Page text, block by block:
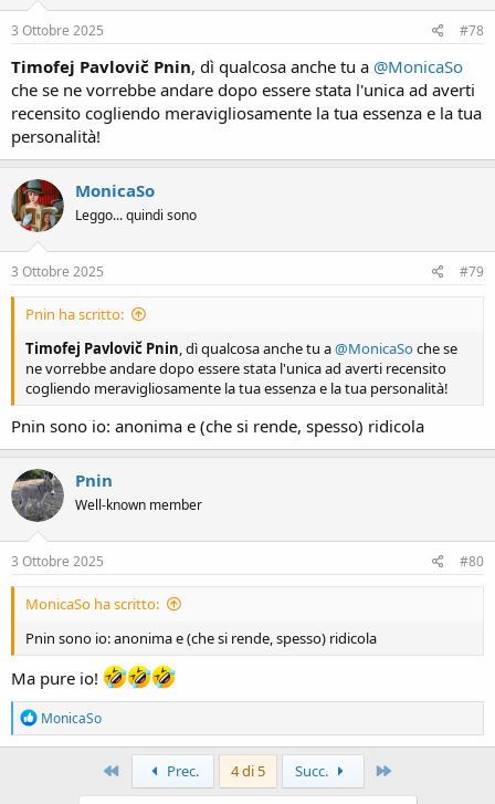
n
s
3 Ottobre 2025 #78
Timofej Pavlovič Pnin, dì qualcosa anche tu a @MonicaSo
che se ne vorrebbe andare dopo essere stata l'unica ad averti
recensito cogliendo meravigliosamente la tua essenza e la tua
personalità!
MonicaSo
Leggo... quindi sono
3 Ottobre 2025 #79
Pnin ha scritto:
Timofej Pavlovič Pnin, dì qualcosa anche tu a@MonicaSoche se
ne vorrebbe andare dopo essere stata l'unica ad averti recensito
cogliendo meravigliosamente la tua essenza e la tua personalità!
Pnin sono io: anonima e (che si rende, spesso) ridicola
Pnin
Well-known member
3 Ottobre 2025 #80
MonicaSo ha scritto:
Pnin sono io: anonima e (che si rende, spesso) ridicola
Ma pure io!
R
e
a
MonicaSo
Primo Prec. 4 di 5 Succ.